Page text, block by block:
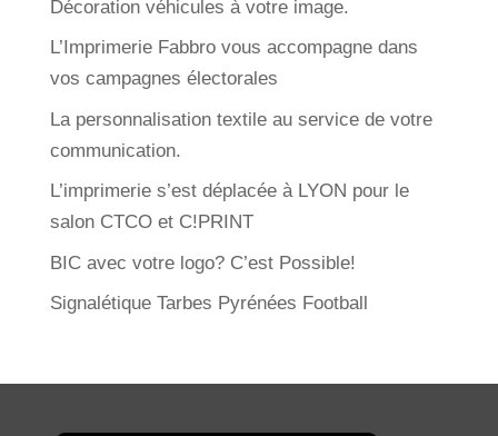
Décoration véhicules à votre image.
L’Imprimerie Fabbro vous accompagne dans
vos campagnes électorales
La personnalisation textile au service de votre
communication.
L’imprimerie s’est déplacée à LYON pour le
salon CTCO et C!PRINT
BIC avec votre logo? C’est Possible!
Signalétique Tarbes Pyrénées Football